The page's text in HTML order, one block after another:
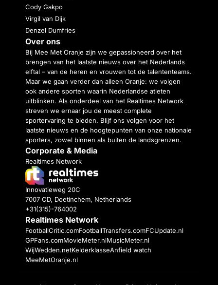
Cody Gakpo
Virgil van Dijk
Denzel Dumfries
Over ons
Bij Mee Met Oranje zijn we gepassioneerd over het
brengen van het laatste nieuws over het Nederlands
elftal – van de heren en vrouwen tot de talententeams.
Maar we gaan verder dan alleen Oranje: we volgen
ook andere sporten waarin Nederlandse atleten
uitblinken. Als onderdeel van het Realtimes Network
streven we ernaar jou de meest complete
sportervaring te bieden. Blijf ons volgen voor het
laatste nieuws en de hoogtepunten van onze nationale
sporters, zowel binnen als buiten de landsgrenzen.
Corporate & Media
Realtimes Network
Innovatieweg 20C
7007 CD, Doetinchem, Netherlands
+31(315)-764002
Realtimes Network
FootballCritic.comFootballTransfers.comFCUpdate.nl
GPFans.comMovieMeter.nlMusicMeter.nl
WijWedden.netKelderklasseAnfield watch
MeeMetOranje.nl